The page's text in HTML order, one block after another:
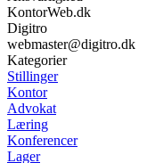
KontorWeb.dk
Digitro
webmaster@digitro.dk
Kategorier
Stillinger
Kontor
Advokat
Læring
Konferencer
Lager